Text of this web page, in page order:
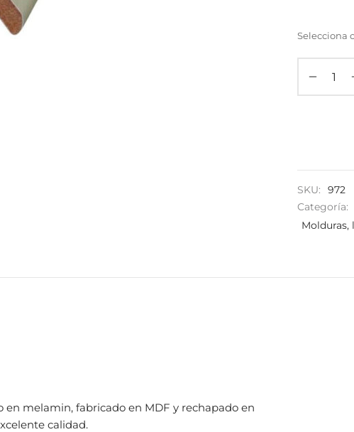
Selecciona
SKU:
972
Categoría:
Molduras,
melamin, fabricado en MDF y rechapado en
calidad.